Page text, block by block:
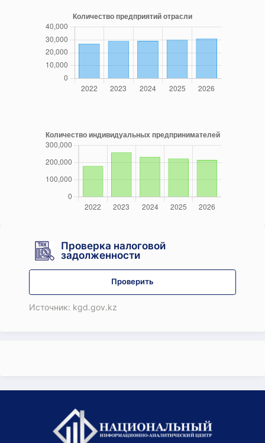
Проверка налоговой
задолженности
Проверить
Источник: kgd.gov.kz